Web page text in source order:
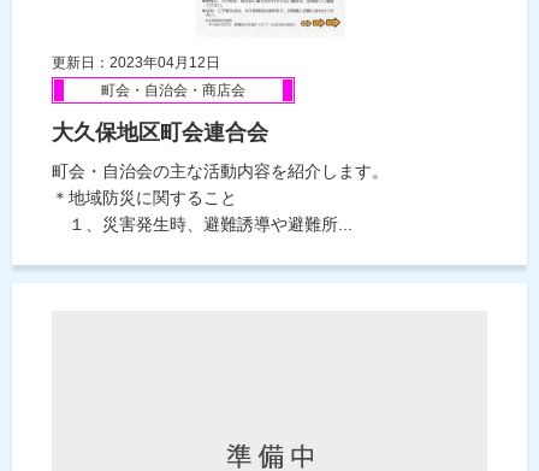
更新日：2023年04月12日
町会・自治会・商店会
大久保地区町会連合会
町会・自治会の主な活動内容を紹介します。
＊地域防災に関すること
１、災害発生時、避難誘導や避難所...